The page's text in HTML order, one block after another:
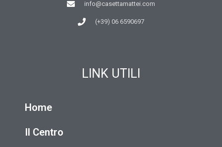
info@casettamattei.com
(+39) 06 6590697
LINK UTILI
Home
Il Centro